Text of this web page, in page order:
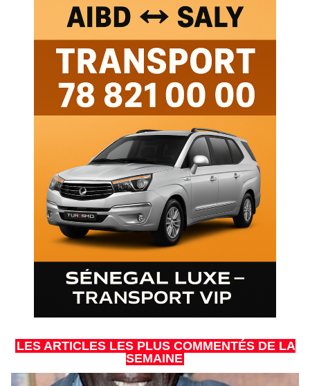
LES ARTICLES LES PLUS COMMENTÉS DE LA
SEMAINE